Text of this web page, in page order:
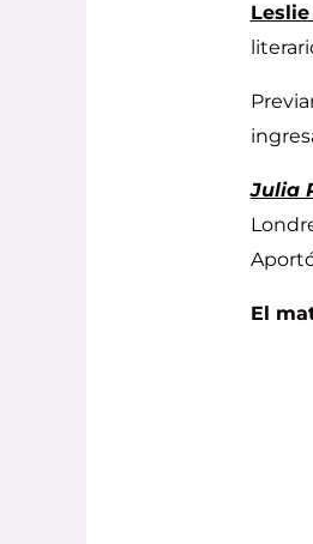
Julia
El